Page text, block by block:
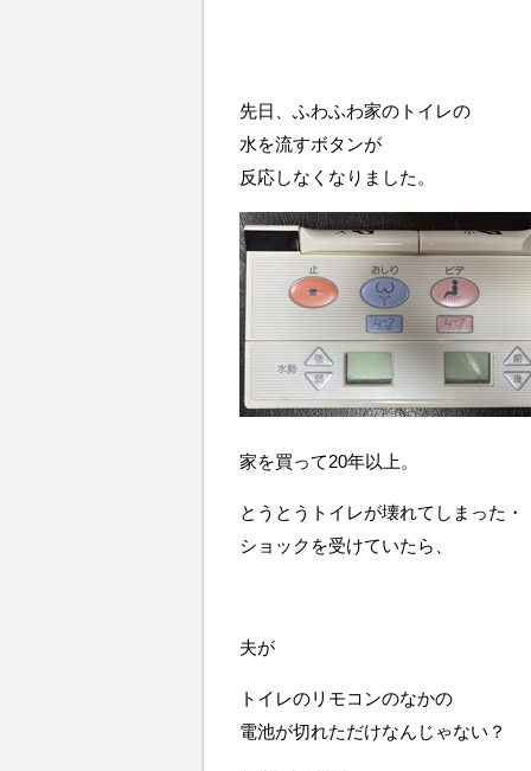
先日、ふわふわ家のトイレの
水を流すボタンが
反応しなくなりました。
家を買って20年以上。
とうとうトイレが壊れてしまった・
ショックを受けていたら、
夫が
トイレのリモコンのなかの
電池が切れただけなんじゃない？